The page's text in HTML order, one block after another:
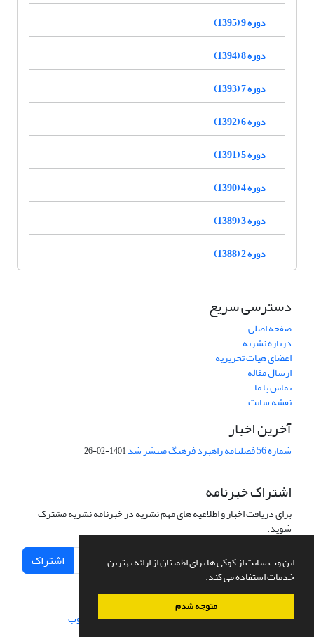
این وب سایت از کوکی ها برای اطمینان از ارائه بهترین
خدمات استفاده می کند.
متوجه شدم
دوره 9 (1395)
دوره 8 (1394)
دوره 7 (1393)
دوره 6 (1392)
دوره 5 (1391)
دوره 4 (1390)
دوره 3 (1389)
دوره 2 (1388)
دسترسی سریع
صفحه اصلی
درباره نشریه
اعضای هیات تحریریه
ارسال مقاله
تماس با ما
نقشه سایت
آخرین اخبار
شماره 56 فصلنامه راهبرد فرهنگ منتشر شد 1401-02-26
اشتراک خبرنامه
برای دریافت اخبار و اطلاعیه های مهم نشریه در خبرنامه نشریه مشترک
شوید.
اشتراک
سامانه مدیریت نشریات علمی.طراحی و پیاده سازی از سیناوب